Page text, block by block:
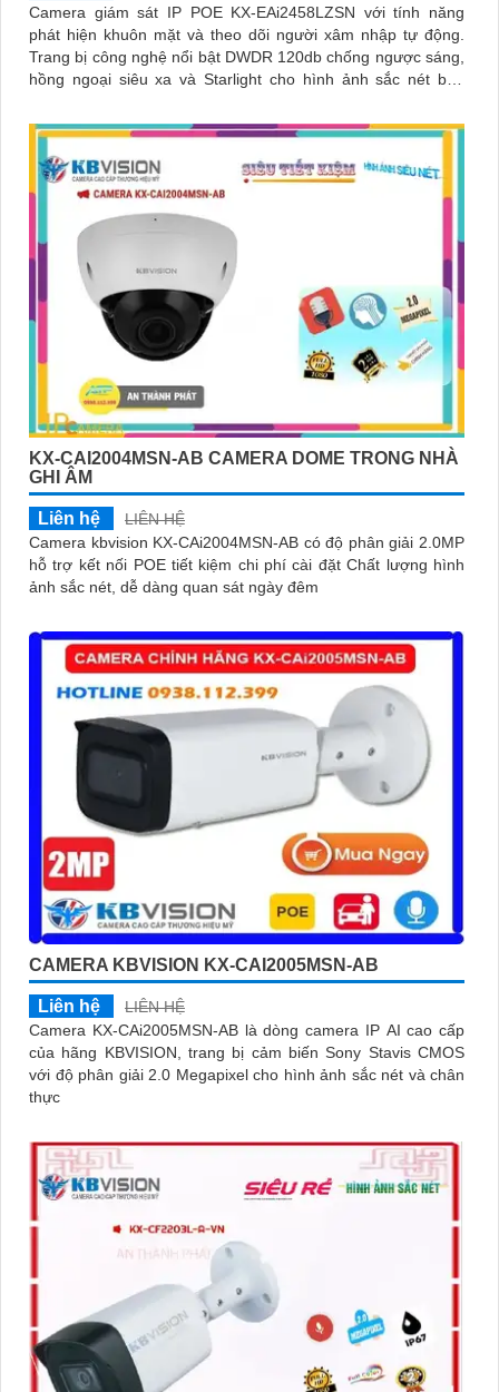
Camera giám sát IP POE KX-EAi2458LZSN với tính năng
phát hiện khuôn mặt và theo dõi người xâm nhập tự động.
Trang bị công nghệ nổi bật DWDR 120db chống ngược sáng,
hồng ngoại siêu xa và Starlight cho hình ảnh sắc nét ban
KX-CAI2004MSN-AB CAMERA DOME TRONG NHÀ
GHI ÂM
Liên hệ
LIÊN HỆ
Camera kbvision KX-CAi2004MSN-AB có độ phân giải 2.0MP
hỗ trợ kết nối POE tiết kiệm chi phí cài đặt Chất lượng hình
ảnh sắc nét, dễ dàng quan sát ngày đêm
CAMERA KBVISION KX-CAI2005MSN-AB
Liên hệ
LIÊN HỆ
Camera KX-CAi2005MSN-AB là dòng camera IP AI cao cấp
của hãng KBVISION, trang bị cảm biến Sony Stavis CMOS
với độ phân giải 2.0 Megapixel cho hình ảnh sắc nét và chân
thực